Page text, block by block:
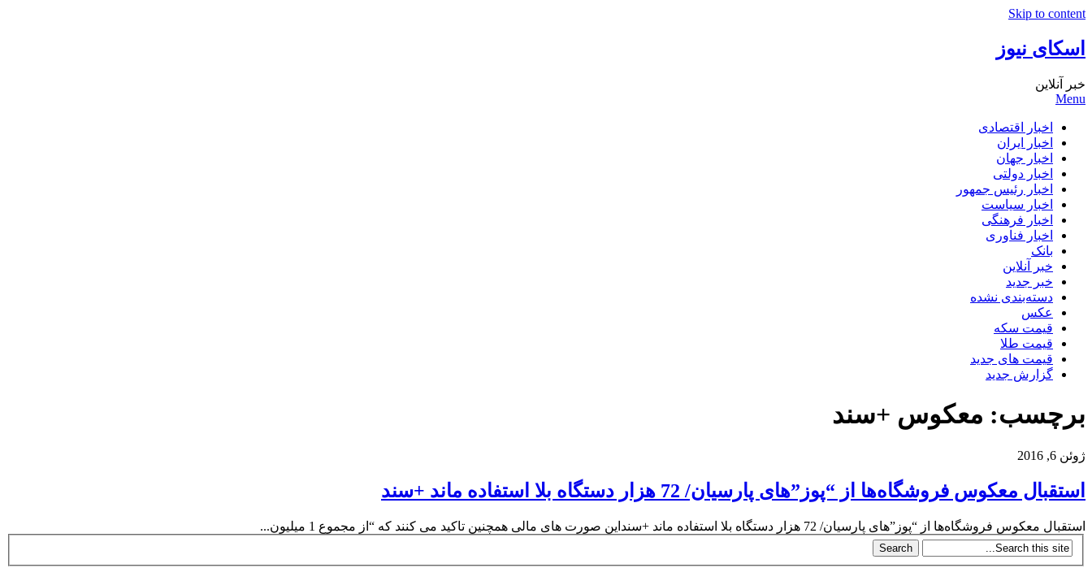
Skip to content
اسکای نیوز
خبر آنلاین
Menu
اخبار اقتصادی
اخبار ایران
اخبار جهان
اخبار دولتی
اخبار رئیس جمهور
اخبار سیاست
اخبار فرهنگی
اخبار فناوری
بانک
خبر آنلاین
خبر جدید
دسته‌بندی نشده
عکس
قیمت سکه
قیمت طلا
قیمت های جدید
گزارش جدید
برچسب: معکوس +سند
ژوئن 6, 2016
استقبال معکوس فروشگاه‌ها از “پوز”های پارسیان/ 72 هزار دستگاه بلا استفاده ماند +سند
استقبال معکوس فروشگاه‌ها از “پوز”های پارسیان/ 72 هزار دستگاه بلا استفاده ماند +سنداین صورت های مالی همچنین تاکید می کنند که “از مجموع 1 میلیون...